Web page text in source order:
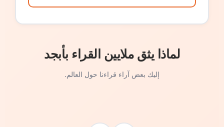
لماذا يثق ملايين القراء بأبجد
إليك بعض آراء قراءنا حول العالم.